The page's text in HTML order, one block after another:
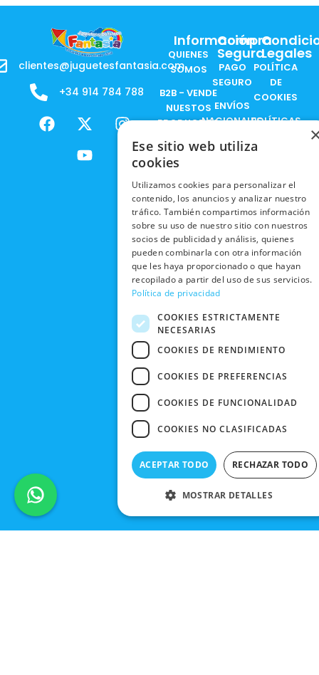
clientes@juguetesfantasia.com
+34 914 784 788
F
a
X
-
t
w
I
n
m
Y
o
u
t
Información
QUIENES
SOMOS
B2B - VENDE
NUESTOS
PRODUCTOS
RESPONSABILIDAD
SOCIAL
TRABAJA
CON
NOSOTROS
NUESTRAS
TIENDAS
BLACK
FRIDAY
CONTACTO
Compra
Segura
PAGO
SEGURO
ENVÍOS
NACIONALES
ENVÍOS
RECOGIDA
EN TIENDA
DEVOLUCIONES
Y CAMBIOS
CANCELAR
PEDIDO
Legales
POLÍTICA
DE
COOKIES
POLÍTICAS
PRIVACIDAD
POLÍTICA DE
PRIVACIDAD
CONDICIONES
DE COMPRA
Ese sitio web utiliza
cookies
Utilizamos cookies para personalizar el
contenido, los anuncios y analizar nuestro
tráfico. También compartimos información
sobre su uso de nuestro sitio con nuestros
socios de publicidad y análisis, quienes
pueden combinarla con otra información
que les haya proporcionado o que hayan
recopilado a partir del uso de sus servicios.
Política de privacidad
COOKIES ESTRICTAMENTE
NECESARIAS
COOKIES DE RENDIMIENTO
COOKIES DE PREFERENCIAS
COOKIES DE FUNCIONALIDAD
COOKIES NO CLASIFICADAS
ACEPTAR TODO RECHAZAR TODO
MOSTRAR DETALLES